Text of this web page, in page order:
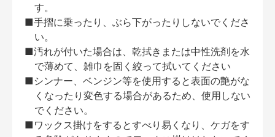
す。
■手摺に乗ったり、ぶら下がったりしないでくださ
い。
■汚れが付いた場合は、乾拭きまたは中性洗剤を水
で薄めて、雑巾を固く絞って拭いてください
■シンナー、ベンジン等を使用すると表面の艶がな
くなったり変色する場合があるため、使用しない
でください。
■ワックス掛けをするとすべり易くなり、ケガをす